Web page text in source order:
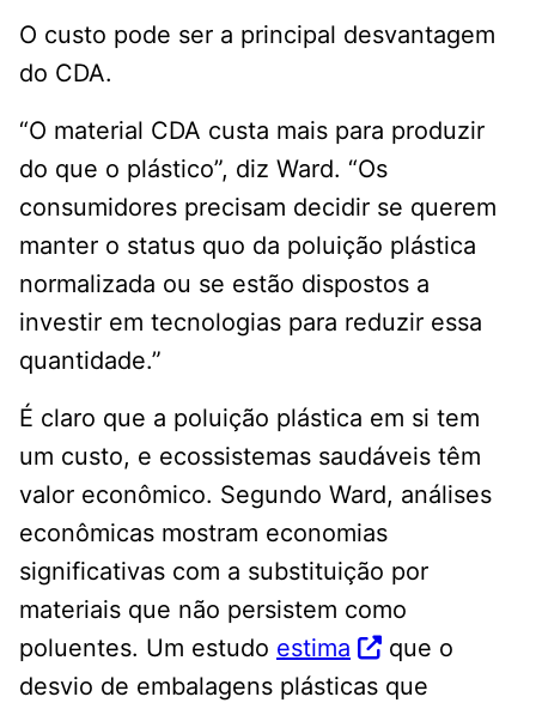
O custo pode ser a principal desvantagem
do CDA.
“O material CDA custa mais para produzir
do que o plástico”, diz Ward. “Os
consumidores precisam decidir se querem
manter o status quo da poluição plástica
normalizada ou se estão dispostos a
investir em tecnologias para reduzir essa
quantidade.”
É claro que a poluição plástica em si tem
um custo, e ecossistemas saudáveis ​​têm
valor econômico. Segundo Ward, análises
econômicas mostram economias
significativas com a substituição por
materiais que não persistem como
poluentes. Um estudo estima
que o
desvio de embalagens plásticas que